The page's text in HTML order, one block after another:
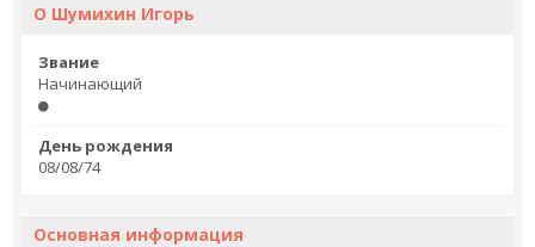
О Шумихин Игорь
Звание
Начинающий
День рождения
08/08/74
Основная информация